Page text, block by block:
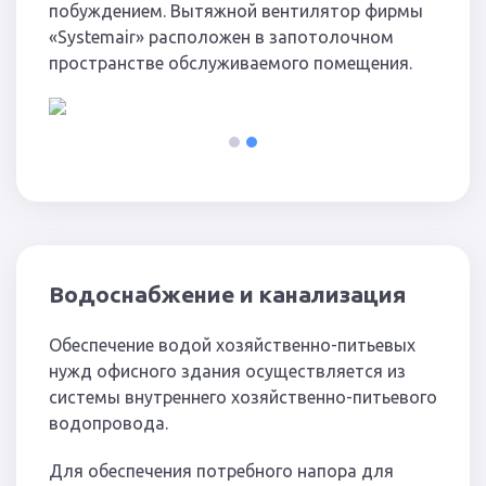
побуждением. Вытяжной вентилятор фирмы
«Systemair» расположен в запотолочном
пространстве обслуживаемого помещения.
1 2
Водоснабжение и канализация
Обеспечение водой хозяйственно-питьевых
нужд офисного здания осуществляется из
системы внутреннего хозяйственно-питьевого
водопровода.
Для обеспечения потребного напора для